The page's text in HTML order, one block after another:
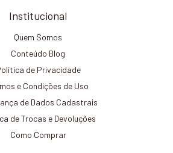
Institucional
Quem Somos
Conteúdo Blog
de Privacidade
e Condições de Uso
de Dados Cadastrais
de Trocas e Devoluções
Como Comprar